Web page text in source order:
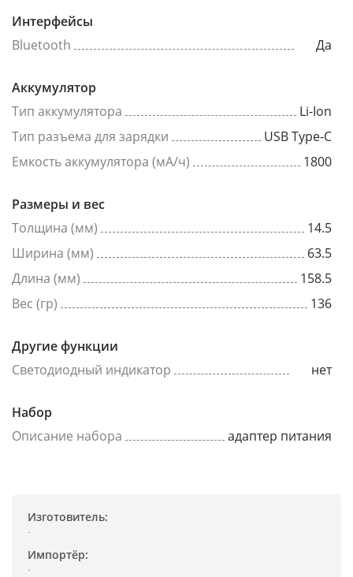
Интерфейсы
Bluetooth
Да
Аккумулятор
Тип аккумулятора
Li-Ion
Тип разъема для зарядки
USB Type-C
Емкость аккумулятора (мА/ч)
1800
Размеры и вес
Толщина (мм)
14.5
Ширина (мм)
63.5
Длина (мм)
158.5
Вес (гр)
136
Другие функции
Светодиодный индикатор
нет
Набор
Описание набора
адаптер питания
Изготовитель:
-
Импортёр:
-